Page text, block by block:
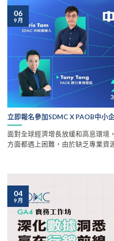
立即報名參加SDMC X PAOB中小
面對全球經濟增長放緩和高息環境
方面都遇上困難，由於缺乏專業資
06
9 月
04
9 月